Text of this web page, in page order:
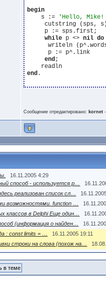
begin
    s :=
'Hello, Mike!
cutstring (sps,
     p := sps.first;
while p <> nil do
writeln
      p := p^.link
end;
end .
Сообщение отредактировано: kornet
16.11.2005 4:29
способ - используется р…
реализован список сл…
возможностями. function …
классов в Delphi Еще один…
(информация о найден…
: const limits = …
16.11.2005 19:11
строки на слова (похож на…